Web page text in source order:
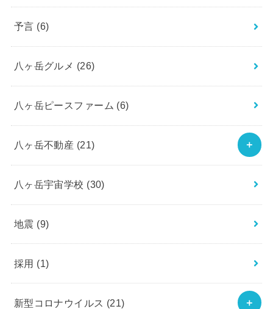
予言 (6)
八ヶ岳グルメ (26)
八ヶ岳ピースファーム (6)
八ヶ岳不動産 (21)
八ヶ岳宇宙学校 (30)
地震 (9)
採用 (1)
新型コロナウイルス (21)